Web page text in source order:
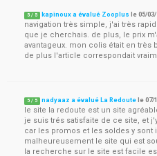
5 / 5 kapinoux a évalué Zooplus le05/
navigation très simple, j'ai très
que je cherchais. de plus, le prix
avantageux. mon colis était en très
de plus l'article correspondait
5 / 5 nadyaaz a évalué La Redoute le07/
le site la redoute est un site
je suis trés satisfaite de ce site, et
car les promos et les soldes y sont
malheureusement le site qui est
la recherche sur le site est facile